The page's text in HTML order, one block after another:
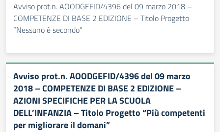
Avviso prot.n. AOODGEFID/4396 del 09 marzo 2018 –
COMPETENZE DI BASE 2 EDIZIONE – Titolo Progetto
“Nessuno è secondo”
Avviso prot.n. AOODGEFID/4396 del 09 marzo
2018 – COMPETENZE DI BASE 2 EDIZIONE –
AZIONI SPECIFICHE PER LA SCUOLA
DELL’INFANZIA – Titolo Progetto “Più competenti
per migliorare il domani”